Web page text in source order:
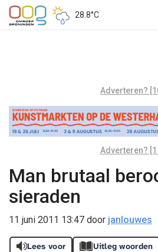
28.8°C
Adverteren?
Adverteren?
Man brutaal
sieraden
11 juni 2011 13:47 door janlouwes
Lees voor Uitleg woorden